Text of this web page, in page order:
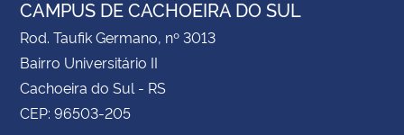
CAMPUS DE CACHOEIRA DO SUL
Rod. Taufik Germano, nº 3013
Bairro Universitário II
Cachoeira do Sul - RS
CEP: 96503-205